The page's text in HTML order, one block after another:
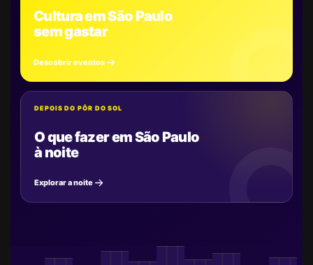
Cultura em São Paulo
sem gastar
Descobrir eventos
DEPOIS DO PÔR DO SOL
O que fazer em São Paulo
à noite
Explorar a noite